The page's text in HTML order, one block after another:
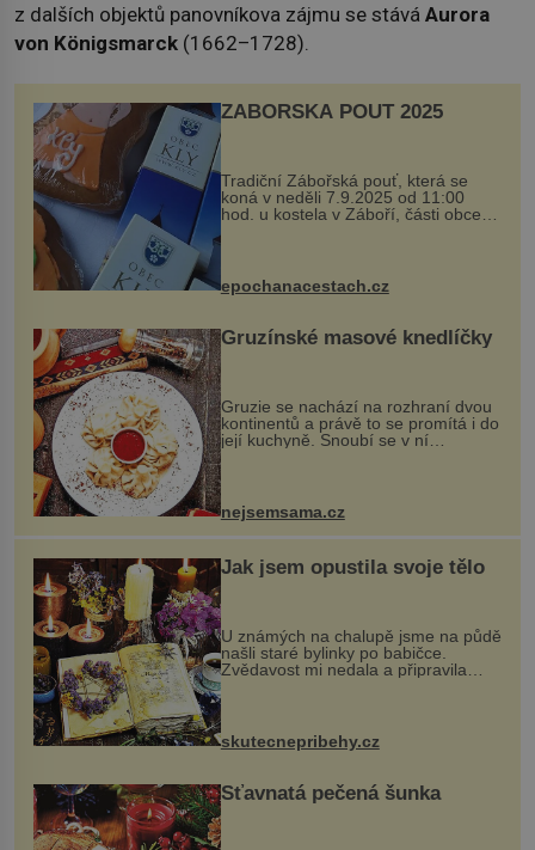
z dalších objektů panovníkova zájmu se stává Aurora
von Königsmarck (1662–1728).
ZÁBOŘSKÁ POUŤ 2025
Tradiční Zábořská pouť, která se
koná v neděli 7.9.2025 od 11:00
hod. u kostela v Záboří, části obce
Kly u Mělníka. V programu naleznete
komentovanou prohlídku kostela,
epochanacestach.cz
Gruzínské masové knedlíčky
Gruzie se nachází na rozhraní dvou
kontinentů a právě to se promítá i do
její kuchyně. Snoubí se v ní
evropské a asijské chutě a díky tomu
pokrmy, které rozhodně st...
nejsemsama.cz
Jak jsem opustila svoje tělo
U známých na chalupě jsme na půdě
našli staré bylinky po babičce.
Zvědavost mi nedala a připravila
jsem si z nich lektvar… Zimní pobyt
na chalupě se pro mě vlastní vinou
změnil v děsivý zážitek, na kt...
skutecnepribehy.cz
Šťavnatá pečená šunka